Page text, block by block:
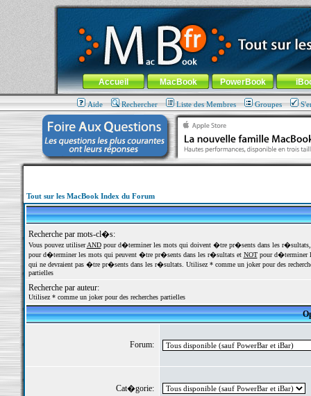
MacBook-fr.com : 100% Apple... 100% nomade !
Aller au contenu-Aller au menu général-Aller au menu de
Menu général
Accueil MacBook PowerBook
Aide Rechercher Liste des Membres Groupes
Tout sur les MacBook Index du Forum
Recherche par mots-cl�s:
Vous pouvez utiliserANDpour d�terminer les mots qui doivent �tre pr�sents dans les
pour d�terminer les mots qui peuvent �tre pr�sents dans les r�sultats et NOTpour d�terminer
qui ne devraient pas �tre pr�sents dans les r�sultats. Utilisez * comme un joker pour des
partielles
Recherche par auteur:
Utilisez * comme un joker pour des recherches partielles
Forum:
Cat�gorie: